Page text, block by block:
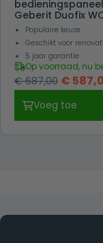
Geberit Duofix
Populaire keuze
Geschikt voor
5 jaar garantie
Op voorraad, nu
€687,00
€
€
Voeg toe